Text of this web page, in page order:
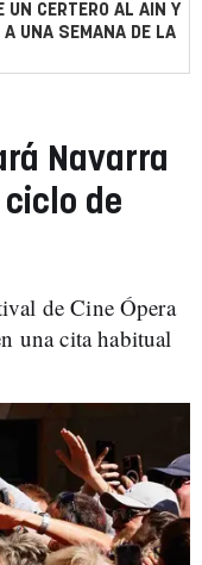
UN CERTERO AL AIN Y
A UNA SEMANA DE LA
Navarra
de
de Cine Ópera
una cita habitual